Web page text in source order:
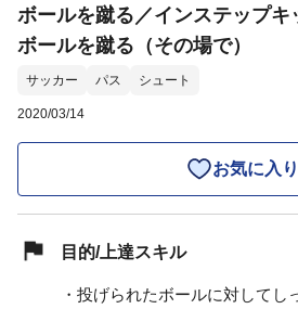
ボールを蹴る／インステップ
ボールを蹴る（その場で）
サッカー パス シュート
2020/03/14
お気に入り
目的/上達スキル
・投げられたボールに対してし